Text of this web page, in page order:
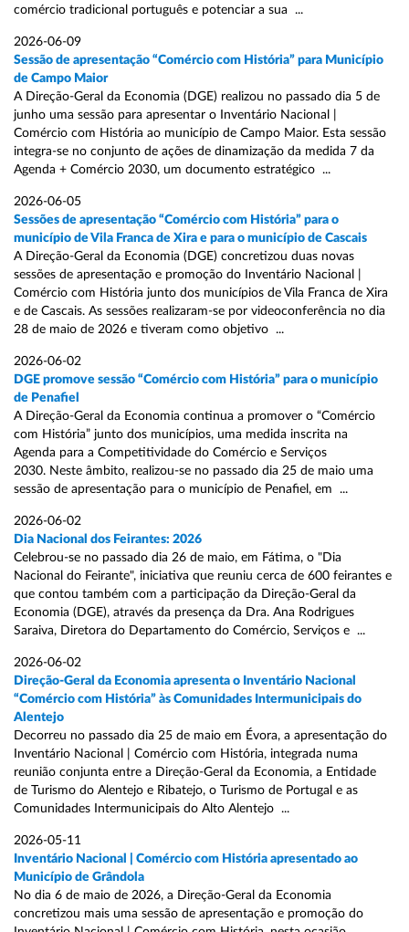
comércio tradicional português e potenciar a sua ...
2026-06-09
Sessão de apresentação “Comércio com História” para Município
de Campo Maior
A Direção-Geral da Economia (DGE) realizou no passado dia 5 de
junho uma sessão para apresentar o Inventário Nacional |
Comércio com História ao município de Campo Maior. Esta sessão
integra-se no conjunto de ações de dinamização da medida 7 da
Agenda + Comércio 2030, um documento estratégico ...
2026-06-05
Sessões de apresentação “Comércio com História” para o
município de Vila Franca de Xira e para o município de Cascais
A Direção-Geral da Economia (DGE) concretizou duas novas
sessões de apresentação e promoção do Inventário Nacional |
Comércio com História junto dos municípios de Vila Franca de Xira
e de Cascais. As sessões realizaram-se por videoconferência no dia
28 de maio de 2026 e tiveram como objetivo ...
2026-06-02
DGE promove sessão “Comércio com História” para o município
de Penafiel
A Direção-Geral da Economia continua a promover o “Comércio
com História” junto dos municípios, uma medida inscrita na
Agenda para a Competitividade do Comércio e Serviços
2030. Neste âmbito, realizou-se no passado dia 25 de maio uma
sessão de apresentação para o município de Penafiel, em ...
2026-06-02
Dia Nacional dos Feirantes: 2026
Celebrou-se no passado dia 26 de maio, em Fátima, o "Dia
Nacional do Feirante", iniciativa que reuniu cerca de 600 feirantes e
que contou também com a participação da Direção-Geral da
Economia (DGE), através da presença da Dra. Ana Rodrigues
Saraiva, Diretora do Departamento do Comércio, Serviços e ...
2026-06-02
Direção-Geral da Economia apresenta o Inventário Nacional
“Comércio com História” às Comunidades Intermunicipais do
Alentejo
Decorreu no passado dia 25 de maio em Évora, a apresentação do
Inventário Nacional | Comércio com História, integrada numa
reunião conjunta entre a Direção-Geral da Economia, a Entidade
de Turismo do Alentejo e Ribatejo, o Turismo de Portugal e as
Comunidades Intermunicipais do Alto Alentejo ...
2026-05-11
Inventário Nacional | Comércio com História apresentado ao
Município de Grândola
No dia 6 de maio de 2026, a Direção-Geral da Economia
concretizou mais uma sessão de apresentação e promoção do